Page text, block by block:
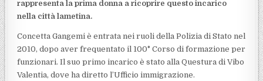
rappresenta la prima donna a ricoprire questo incarico
nella città lametina.
Concetta Gangemi è entrata nei ruoli della Polizia di Stato nel
2010, dopo aver frequentato il 100° Corso di formazione per
funzionari. Il suo primo incarico è stato alla Questura di Vibo
Valentia, dove ha diretto l’Ufficio immigrazione.